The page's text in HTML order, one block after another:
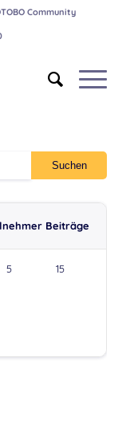
Community
Beiträge
5 15